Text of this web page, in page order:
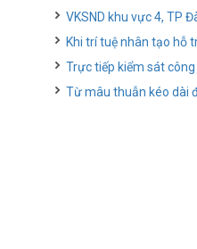
VKSND khu vực 4, TP
Khi trí tuệ nhân tạo hỗ
Trực tiếp kiểm sát
Từ mâu thuẫn kéo dài